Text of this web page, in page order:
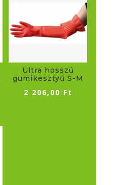
Ultra hosszú
gumikesztyű S-M
2 206,00 Ft